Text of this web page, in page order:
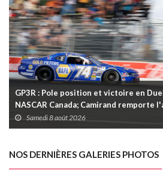
GP3R : Pole position et victoire en
NASCAR Canada; Camirand remporte
Samedi 8 août 2026
NOS DERNIÈRES GALERIES PHOTOS